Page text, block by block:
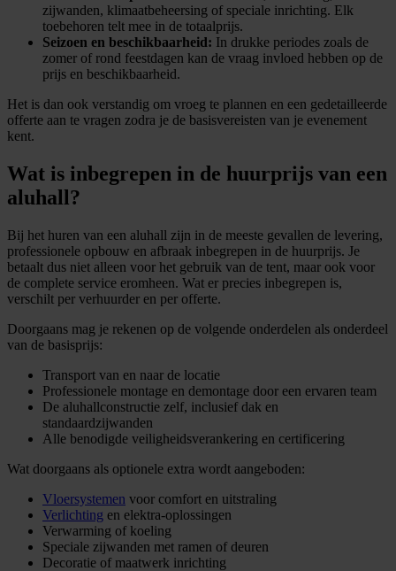
zijwanden, klimaatbeheersing of speciale inrichting. Elk
toebehoren telt mee in de totaalprijs.
Seizoen en beschikbaarheid: In drukke periodes zoals de
zomer of rond feestdagen kan de vraag invloed hebben op de
prijs en beschikbaarheid.
Het is dan ook verstandig om vroeg te plannen en een gedetailleerde
offerte aan te vragen zodra je de basisvereisten van je evenement
kent.
Wat is inbegrepen in de huurprijs van een
aluhall?
Bij het huren van een aluhall zijn in de meeste gevallen de levering,
professionele opbouw en afbraak inbegrepen in de huurprijs. Je
betaalt dus niet alleen voor het gebruik van de tent, maar ook voor
de complete service eromheen. Wat er precies inbegrepen is,
verschilt per verhuurder en per offerte.
Doorgaans mag je rekenen op de volgende onderdelen als onderdeel
van de basisprijs:
Transport van en naar de locatie
Professionele montage en demontage door een ervaren team
De aluhallconstructie zelf, inclusief dak en
standaardzijwanden
Alle benodigde veiligheidsverankering en certificering
Wat doorgaans als optionele extra wordt aangeboden:
Vloersystemen voor comfort en uitstraling
Verlichting en elektra-oplossingen
Verwarming of koeling
Speciale zijwanden met ramen of deuren
Decoratie of maatwerk inrichting